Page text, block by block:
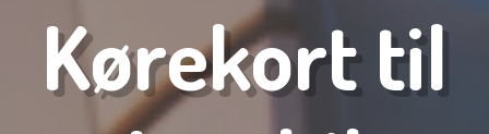
Kørekort til